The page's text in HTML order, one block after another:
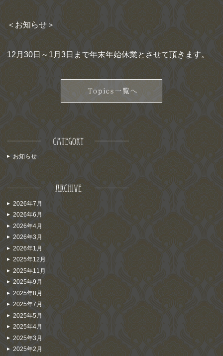
＜お知らせ＞
12月30日～1月3日まで年末年始休業とさせて頂きます。
お知らせ
2026年7月
2026年6月
2026年4月
2026年3月
2026年1月
2025年12月
2025年11月
2025年9月
2025年8月
2025年7月
2025年5月
2025年4月
2025年3月
2025年2月